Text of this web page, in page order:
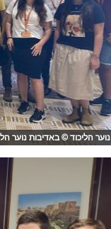
נוער הליכוד © באדיבות נוער